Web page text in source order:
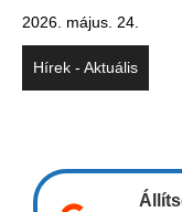
2026. május. 24.
Hírek - Aktuális